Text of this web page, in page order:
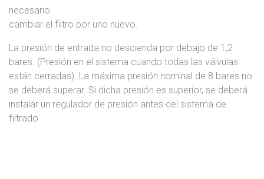
necesario
cambiar el filtro por uno nuevo.
La presión de entrada no descienda por debajo de 1,2
bares. (Presión en el sistema cuando todas las válvulas
están cerradas). La máxima presión nominal de 8 bares no
se deberá superar. Si dicha presión es superior, se deberá
instalar un regulador de presión antes del sistema de
filtrado.